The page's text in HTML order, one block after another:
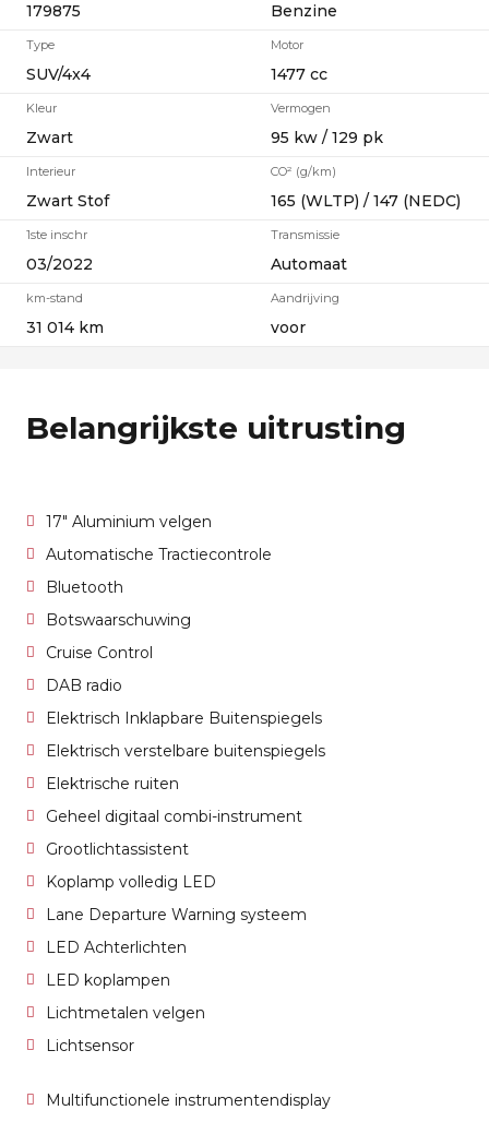
179875
Type
SUV/4x4
Kleur
Zwart
Interieur
Zwart Stof
1ste inschr
03/2022
km-stand
31 014 km
Benzine
Motor
1477 cc
Vermogen
95 kw / 129 pk
CO² (g/km)
165 (WLTP) / 147 (NEDC)
Transmissie
Automaat
Aandrijving
voor
Belangrijkste uitrusting
17" Aluminium velgen
Automatische Tractiecontrole
Bluetooth
Botswaarschuwing
Cruise Control
DAB radio
Elektrisch Inklapbare Buitenspiegels
Elektrisch verstelbare buitenspiegels
Elektrische ruiten
Geheel digitaal combi-instrument
Grootlichtassistent
Koplamp volledig LED
Lane Departure Warning systeem
LED Achterlichten
LED koplampen
Lichtmetalen velgen
Lichtsensor
Multifunctionele instrumentendisplay